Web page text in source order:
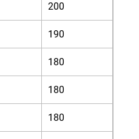
200
190
180
180
180